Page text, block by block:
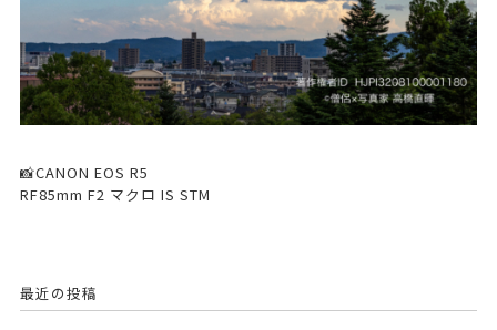
📸CANON EOS R5
RF85mm F2 マクロ IS STM
最近の投稿